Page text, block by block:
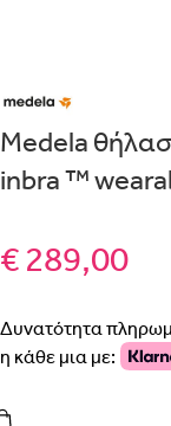
Medela
inbra ™
€ 289,00
Δυνατότητα
η κάθε μια με: